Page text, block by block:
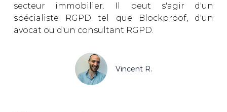
secteur immobilier. Il peut s'agir d'un
spécialiste RGPD tel que Blockproof, d'un
avocat ou d'un consultant RGPD.
Vincent R.